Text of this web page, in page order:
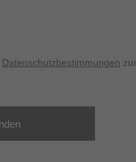
Datenschutzbestimmungen